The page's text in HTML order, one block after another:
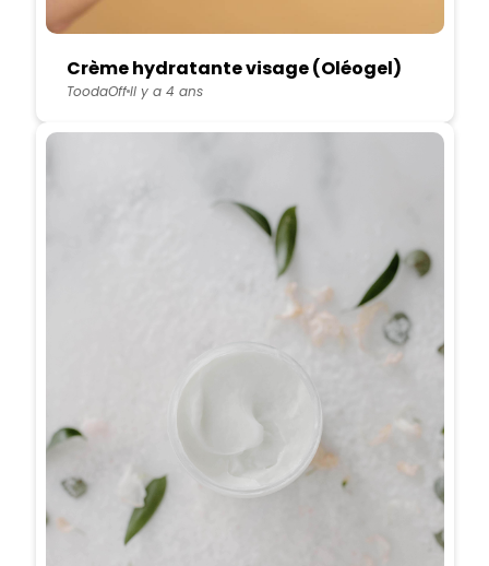
Crème hydratante visage (Oléogel)
ToodaOffIl y a 4 ans